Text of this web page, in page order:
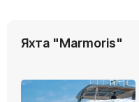
Яхта "Marmoris"